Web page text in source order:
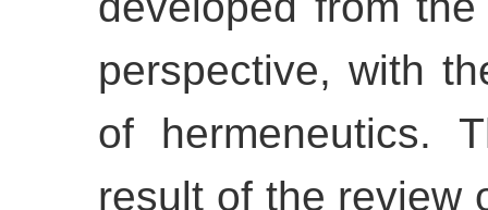
perspective, with
of hermeneutics.
result of the review